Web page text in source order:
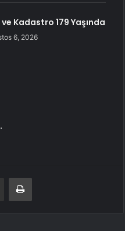
Kadastro 179 Yaşında
6, 2026
E-Posta ile paylaş Yazdır